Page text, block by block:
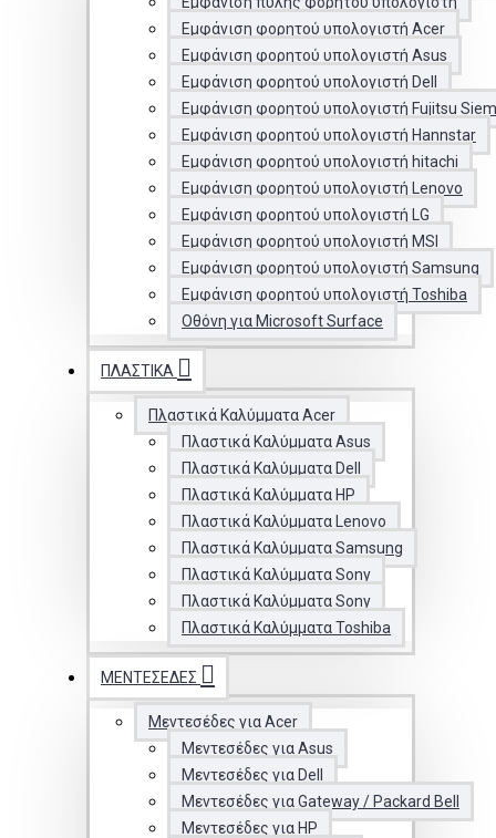
Εμφάνιση φορητού υπολογιστή Acer
Εμφάνιση φορητού υπολογιστή Asus
Εμφάνιση φορητού υπολογιστή Dell
Εμφάνιση φορητού υπολογιστή Fujitsu
Εμφάνιση φορητού υπολογιστή Hannstar
Εμφάνιση φορητού υπολογιστή hitachi
Εμφάνιση φορητού υπολογιστή Lenovo
Εμφάνιση φορητού υπολογιστή LG
Εμφάνιση φορητού υπολογιστή MSI
Εμφάνιση φορητού υπολογιστή Samsung
Εμφάνιση φορητού υπολογιστή Toshiba
Οθόνη για Microsoft Surface
ΠΛΑΣΤΙΚΆ
Πλαστικά Καλύμματα Acer
Πλαστικά Καλύμματα Asus
Πλαστικά Καλύμματα Dell
Πλαστικά Καλύμματα HP
Πλαστικά Καλύμματα Lenovo
Πλαστικά Καλύμματα Samsung
Πλαστικά Καλύμματα Sony
Πλαστικά Καλύμματα Sony
Πλαστικά Καλύμματα Toshiba
ΜΕΝΤΕΣΈΔΕΣ
Μεντεσέδες για Acer
Μεντεσέδες για Asus
Μεντεσέδες για Dell
Μεντεσέδες για Gateway / Packard Bell
Μεντεσέδες για HP